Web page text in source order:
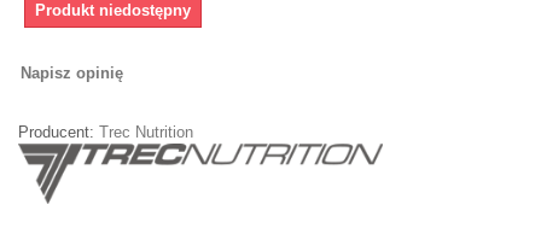
Produkt niedostępny
Napisz opinię
Producent: Trec Nutrition